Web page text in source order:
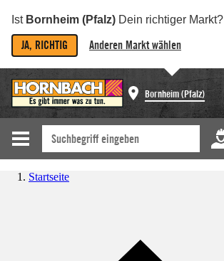
Ist Bornheim (Pfalz) Dein richtiger Markt?
JA, RICHTIG Anderen Markt wählen
Bornheim (Pfalz)
Startseite